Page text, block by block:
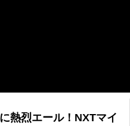
熱烈エール！NXTマイ